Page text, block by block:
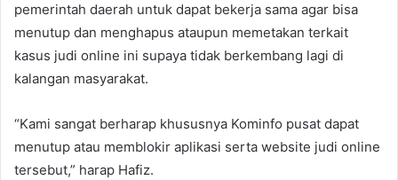
pemerintah daerah untuk dapat bekerja sama agar bisa
menutup dan menghapus ataupun memetakan terkait
kasus judi online ini supaya tidak berkembang lagi di
kalangan masyarakat.
“Kami sangat berharap khususnya Kominfo pusat dapat
menutup atau memblokir aplikasi serta website judi online
tersebut,” harap Hafiz.